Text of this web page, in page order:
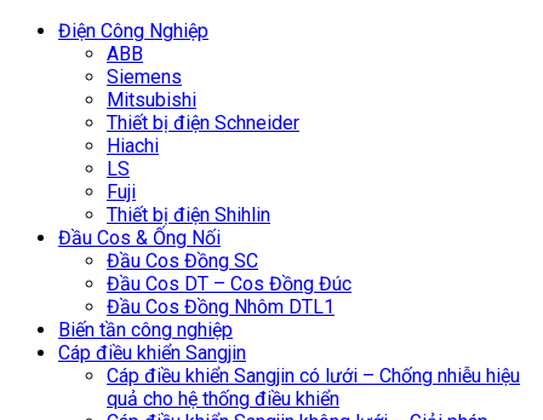
Điện Công Nghiệp
ABB
Siemens
Mitsubishi
Thiết bị điện Schneider
Hiachi
LS
Fuji
Thiết bị điện Shihlin
Đầu Cos & Ống Nối
Đầu Cos Đồng SC
Đầu Cos DT – Cos Đồng Đúc
Đầu Cos Đồng Nhôm DTL1
Biến tần công nghiệp
Cáp điều khiển Sangjin
Cáp điều khiển Sangjin có lưới – Chống nhiễu hiệu
quả cho hệ thống điều khiển